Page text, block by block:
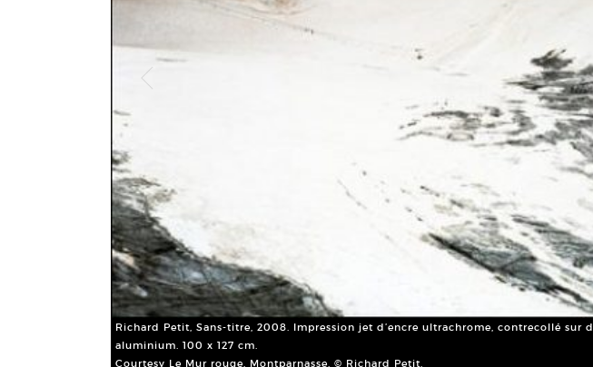
Richard Petit, Sans-titre, 2008. Impression jet d’encre ultrachrome, contrecollé sur
aluminium. 100 x 127 cm.
Courtesy Le Mur rouge, Montparnasse, © Richard Petit.